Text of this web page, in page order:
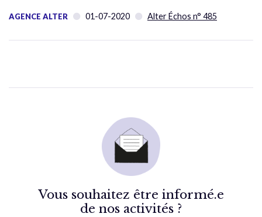
AGENCE ALTER 01-07-2020 Alter Échos n° 485
Vous souhaitez être informé.e
de nos activités ?